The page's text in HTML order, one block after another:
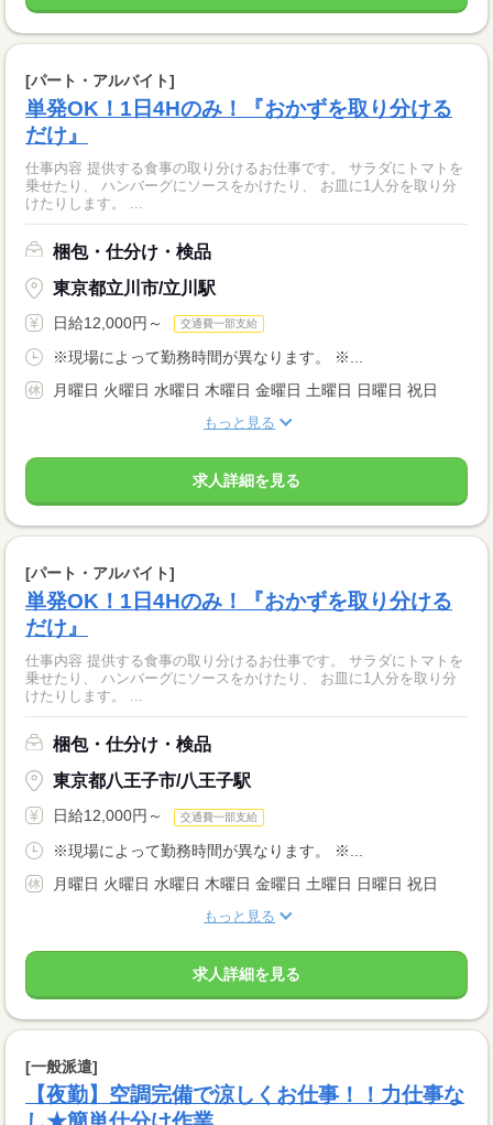
[パート・アルバイト]
単発OK！1日4Hのみ！『おかずを取り分ける
だけ』
仕事内容 提供する食事の取り分けるお仕事です。 サラダにトマトを
乗せたり、 ハンバーグにソースをかけたり、 お皿に1人分を取り分
梱包・仕分け・検品
東京都立川市/立川駅
日給12,000円～ 交通費一部支給
※現場によって勤務時間が異なります。 ※...
月曜日 火曜日 水曜日 木曜日 金曜日 土曜日 日曜日 祝日
もっと見る
求人詳細を見る
[パート・アルバイト]
単発OK！1日4Hのみ！『おかずを取り分ける
だけ』
仕事内容 提供する食事の取り分けるお仕事です。 サラダにトマトを
乗せたり、 ハンバーグにソースをかけたり、 お皿に1人分を取り分
けたりします。 ...
梱包・仕分け・検品
東京都八王子市/八王子駅
日給12,000円～ 交通費一部支給
※現場によって勤務時間が異なります。 ※...
月曜日 火曜日 水曜日 木曜日 金曜日 土曜日 日曜日 祝日
もっと見る
求人詳細を見る
[一般派遣]
【夜勤】空調完備で涼しくお仕事！！力仕事な